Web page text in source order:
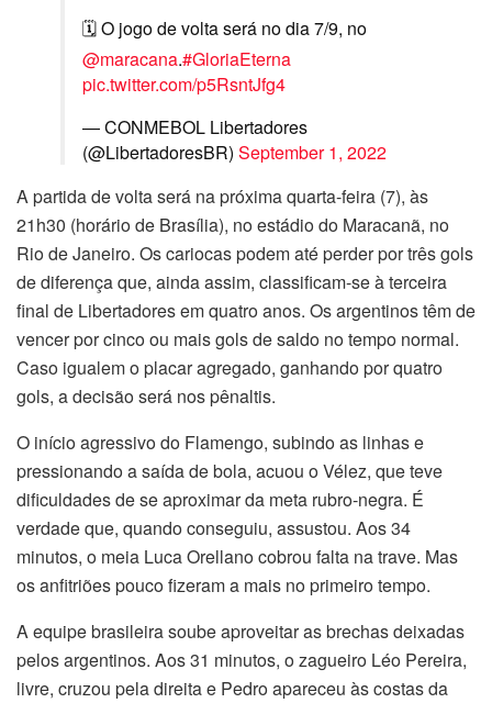
🗓️ O jogo de volta será no dia 7/9, no
@maracana.#GloriaEterna
pic.twitter.com/p5RsntJfg4
— CONMEBOL Libertadores
(@LibertadoresBR) September 1, 2022
A partida de volta será na próxima quarta-feira (7), às
21h30 (horário de Brasília), no estádio do Maracanã, no
Rio de Janeiro. Os cariocas podem até perder por três gols
de diferença que, ainda assim, classificam-se à terceira
final de Libertadores em quatro anos. Os argentinos têm de
vencer por cinco ou mais gols de saldo no tempo normal.
Caso igualem o placar agregado, ganhando por quatro
gols, a decisão será nos pênaltis.
O início agressivo do Flamengo, subindo as linhas e
pressionando a saída de bola, acuou o Vélez, que teve
dificuldades de se aproximar da meta rubro-negra. É
verdade que, quando conseguiu, assustou. Aos 34
minutos, o meia Luca Orellano cobrou falta na trave. Mas
os anfitriões pouco fizeram a mais no primeiro tempo.
A equipe brasileira soube aproveitar as brechas deixadas
pelos argentinos. Aos 31 minutos, o zagueiro Léo Pereira,
livre, cruzou pela direita e Pedro apareceu às costas da